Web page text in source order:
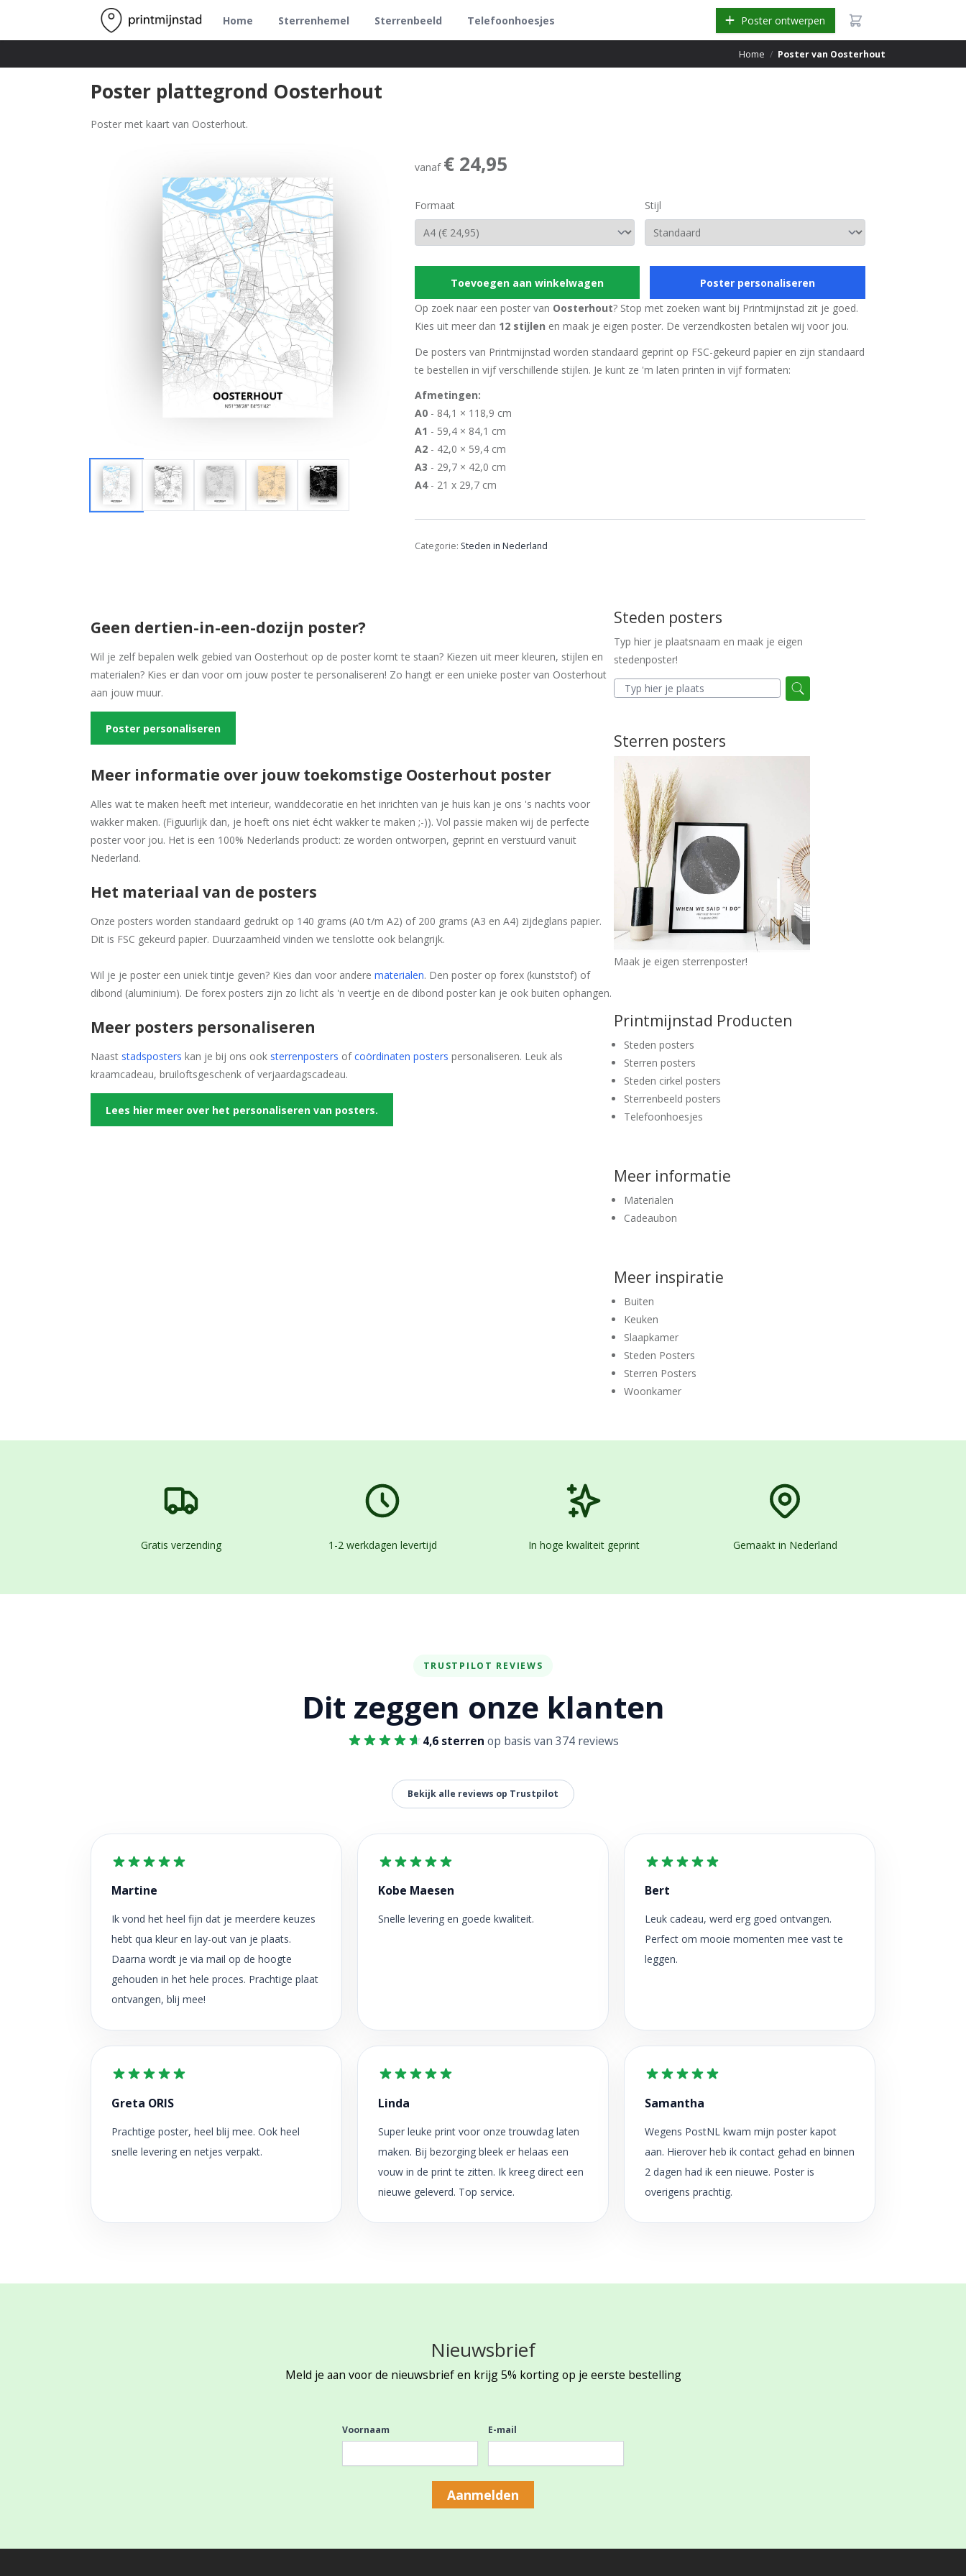
Home Sterrenhemel Sterrenbeeld Telefoonhoesjes Poster ontwerpen
Home / Poster van Oosterhout
Poster plattegrond Oosterhout
Poster met kaart van Oosterhout.
vanaf € 24,95
Formaat Stijl
Toevoegen aan winkelwagen
Poster personaliseren
Op zoek naar een poster van Oosterhout? Stop met zoeken want bij Printmijnstad zit je goed.
Kies uit meer dan 12 stijlen en maak je eigen poster. De verzendkosten betalen wij voor jou.
De posters van Printmijnstad worden standaard geprint op FSC-gekeurd papier en zijn standaard
te bestellen in vijf verschillende stijlen. Je kunt ze 'm laten printen in vijf formaten:
Afmetingen:
A0- 84,1 × 118,9 cm
A1 - 59,4 × 84,1 cm
A2- 42,0 × 59,4 cm
A3 - 29,7 × 42,0 cm
A4- 21 x 29,7 cm
Categorie: Steden in Nederland
Geen dertien-in-een-dozijn poster?
Wil je zelf bepalen welk gebied van Oosterhout op de poster komt te staan? Kiezen uit meer kleuren, stijlen en
materialen? Kies er dan voor om jouw poster te personaliseren! Zo hangt er een unieke poster van Oosterhout
aan jouw muur.
Poster personaliseren
Meer informatie over jouw toekomstige Oosterhout poster
Alles wat te maken heeft met interieur, wanddecoratie en het inrichten van je huis kan je ons 's nachts voor
wakker maken. (Figuurlijk dan, je hoeft ons niet écht wakker te maken ;-)). Vol passie maken wij de perfecte
poster voor jou. Het is een 100% Nederlands product: ze worden ontworpen, geprint en verstuurd vanuit
Nederland.
Het materiaal van de posters
Onze posters worden standaard gedrukt op 140 grams (A0 t/m A2) of 200 grams (A3 en A4) zijdeglans papier.
Dit is FSC gekeurd papier. Duurzaamheid vinden we tenslotte ook belangrijk.
Wil je je poster een uniek tintje geven? Kies dan voor andere materialen. Den poster op forex (kunststof) of
dibond (aluminium). De forex posters zijn zo licht als 'n veertje en de dibond poster kan je ook buiten ophangen.
Meer posters personaliseren
Naast stadsposters kan je bij ons ook sterrenposters ofcoördinaten posters personaliseren. Leuk als
kraamcadeau, bruiloftsgeschenk of verjaardagscadeau.
Lees hier meer over het personaliseren van posters.
Steden posters
Typ hier je plaatsnaam en maak je eigen
stedenposter!
Sterren posters
Maak je eigen sterrenposter!
Printmijnstad Producten
Steden posters
Sterren posters
Steden cirkel posters
Sterrenbeeld posters
Telefoonhoesjes
Meer informatie
Materialen
Cadeaubon
Meer inspiratie
Buiten
Keuken
Slaapkamer
Steden Posters
Sterren Posters
Woonkamer
Gratis verzending 1-2 werkdagen levertijd In hoge kwaliteit geprint Gemaakt in Nederland
TRUSTPILOT REVIEWS
Dit zeggen onze klanten
4,6 sterren op basis van 374 reviews
Bekijk alle reviews op Trustpilot
Martine
Ik vond het heel fijn dat je meerdere keuzes
hebt qua kleur en lay-out van je plaats.
Daarna wordt je via mail op de hoogte
gehouden in het hele proces. Prachtige plaat
ontvangen, blij mee!
Kobe Maesen
Snelle levering en goede kwaliteit.
Bert
Leuk cadeau, werd erg goed ontvangen.
Perfect om mooie momenten mee vast te
leggen.
Greta ORIS
Prachtige poster, heel blij mee. Ook heel
snelle levering en netjes verpakt.
Linda
Super leuke print voor onze trouwdag laten
maken. Bij bezorging bleek er helaas een
vouw in de print te zitten. Ik kreeg direct een
nieuwe geleverd. Top service.
Samantha
Wegens PostNL kwam mijn poster kapot
aan. Hierover heb ik contact gehad en binnen
2 dagen had ik een nieuwe. Poster is
overigens prachtig.
Nieuwsbrief
Meld je aan voor de nieuwsbrief en krijg 5% korting op je eerste bestelling
Voornaam E-mail
Aanmelden